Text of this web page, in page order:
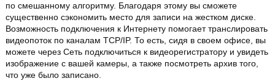
по смешанному алгоритму. Благодаря этому вы сможете
существенно сэкономить место для записи на жестком диске.
Возможность подключения к Интернету помогает транслировать
видеопоток по каналам TCP/IP. То есть, сидя в своем офисе, вы
можете через Сеть подключиться к видеорегистратору и увидеть
изображение с вашей камеры, а также посмотреть архив того,
что уже было записано.